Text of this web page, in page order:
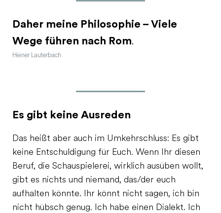
Daher meine Philosophie – Viele
Wege führen nach Rom.
Heiner Lauterbach
Es gibt keine Ausreden
Das heißt aber auch im Umkehrschluss: Es gibt
keine Entschuldigung für Euch. Wenn Ihr diesen
Beruf, die Schauspielerei, wirklich ausüben wollt,
gibt es nichts und niemand, das/der euch
aufhalten könnte. Ihr könnt nicht sagen, ich bin
nicht hübsch genug. Ich habe einen Dialekt. Ich